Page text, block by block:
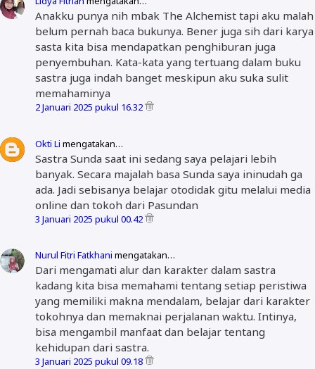
Anakku punya nih mbak The Alchemist tapi aku malah
belum pernah baca bukunya. Bener juga sih dari karya
sasta kita bisa mendapatkan penghiburan juga
penyembuhan. Kata-kata yang tertuang dalam buku
sastra juga indah banget meskipun aku suka sulit
memahaminya
2 Januari 2025 pukul 16.32
Okti Li mengatakan…
Sastra Sunda saat ini sedang saya pelajari lebih
banyak. Secara majalah basa Sunda saya ininudah ga
ada. Jadi sebisanya belajar otodidak gitu melalui media
online dan tokoh dari Pasundan
3 Januari 2025 pukul 00.42
Nurul Fitri Fatkhani mengatakan…
Dari mengamati alur dan karakter dalam sastra
kadang kita bisa memahami tentang setiap peristiwa
yang memiliki makna mendalam, belajar dari karakter
tokohnya dan memaknai perjalanan waktu. Intinya,
bisa mengambil manfaat dan belajar tentang
kehidupan dari sastra.
3 Januari 2025 pukul 09.18